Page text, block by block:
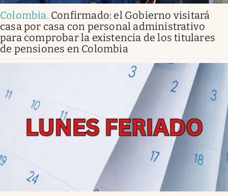
Colombia. Confirmado: el Gobierno visitará
casa por casa con personal administrativo
para comprobar la existencia de los titulares
de pensiones en Colombia